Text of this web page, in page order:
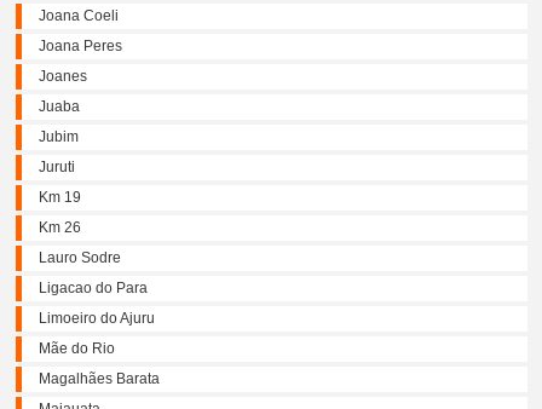
Joana Coeli
Joana Peres
Joanes
Juaba
Jubim
Juruti
Km 19
Km 26
Lauro Sodre
Ligacao do Para
Limoeiro do Ajuru
Mãe do Rio
Magalhães Barata